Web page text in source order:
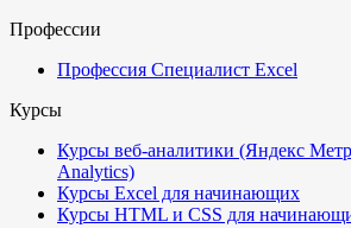
Профессии
Профессия Специалист Excel
Курсы
Курсы веб-аналитики (Яндекс
Analytics)
Курсы Excel для начинающих
Курсы HTML и CSS для